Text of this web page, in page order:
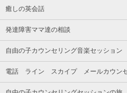
癒しの英会話
発達障害ママ達の相談
自由の子カウンセリング音楽セッション
電話 ライン スカイプ メールカウンセ